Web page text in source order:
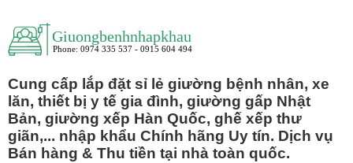
Cung cấp lắp đặt sỉ lẻ giường bệnh nhân, xe
lăn, thiết bị y tế gia đình, giường gấp Nhật
Bản, giường xếp Hàn Quốc, ghế xếp thư
giãn,... nhập khẩu Chính hãng Uy tín. Dịch vụ
Bán hàng & Thu tiền tại nhà toàn quốc.